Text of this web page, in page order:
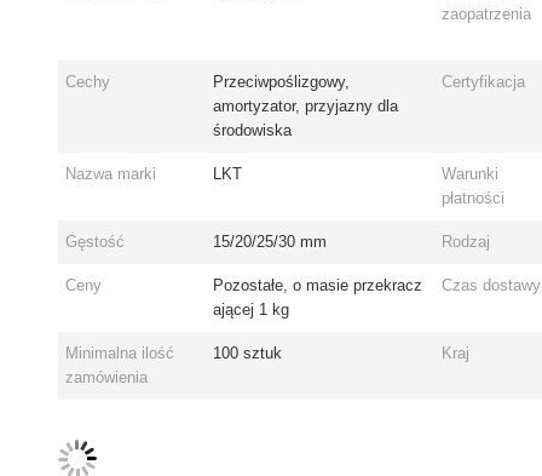
zaopatrzenia
Cechy
Przeciwpoślizgowy,
amortyzator, przyjazny dla
środowiska
Certyfikacja
Nazwa marki LKT
Warunki
płatności
Gęstość 15/20/25/30 mm Rodzaj
Ceny
Pozostałe, o masie przekracz
ającej 1 kg
Czas dostawy
Minimalna ilość
zamówienia
100 sztuk Kraj